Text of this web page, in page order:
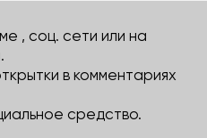
, соц. сети или на
в комментариях
средство.